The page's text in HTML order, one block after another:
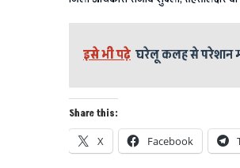
इसे भी पढ़े घरेलू कलह से परेशान
Share this:
X Facebook